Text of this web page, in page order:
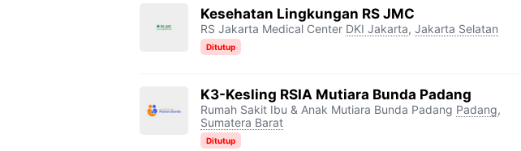
Kesehatan Lingkungan RS JMC
RS Jakarta Medical Center DKI Jakarta, Jakarta Selatan
Ditutup
K3-Kesling RSIA Mutiara Bunda Padang
Rumah Sakit Ibu & Anak Mutiara Bunda Padang Padang,
Sumatera Barat
Ditutup